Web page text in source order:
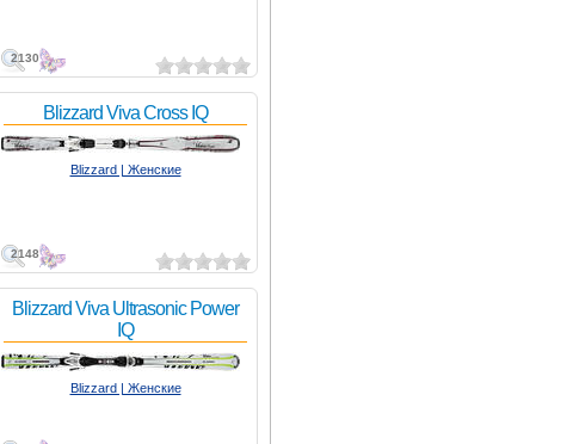
2130
2148
Blizzard Viva Cross IQ
Blizzard | Женские
Blizzard Viva Ultrasonic Power
IQ
Blizzard | Женские